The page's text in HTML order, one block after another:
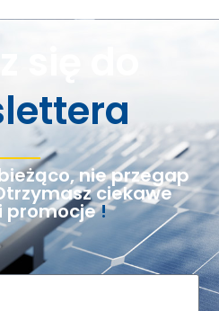
się do
nie przegap
ciekawe
promocje!